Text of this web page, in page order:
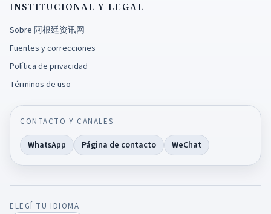
INSTITUCIONAL Y LEGAL
Sobre 阿根廷资讯网
Fuentes y correcciones
Política de privacidad
Términos de uso
CONTACTO Y CANALES
WhatsApp Página de contacto WeChat
ELEGÍ TU IDIOMA